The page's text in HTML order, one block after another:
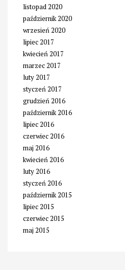
listopad 2020
październik 2020
wrzesień 2020
lipiec 2017
kwiecień 2017
marzec 2017
luty 2017
styczeń 2017
grudzień 2016
październik 2016
lipiec 2016
czerwiec 2016
maj 2016
kwiecień 2016
luty 2016
styczeń 2016
październik 2015
lipiec 2015
czerwiec 2015
maj 2015